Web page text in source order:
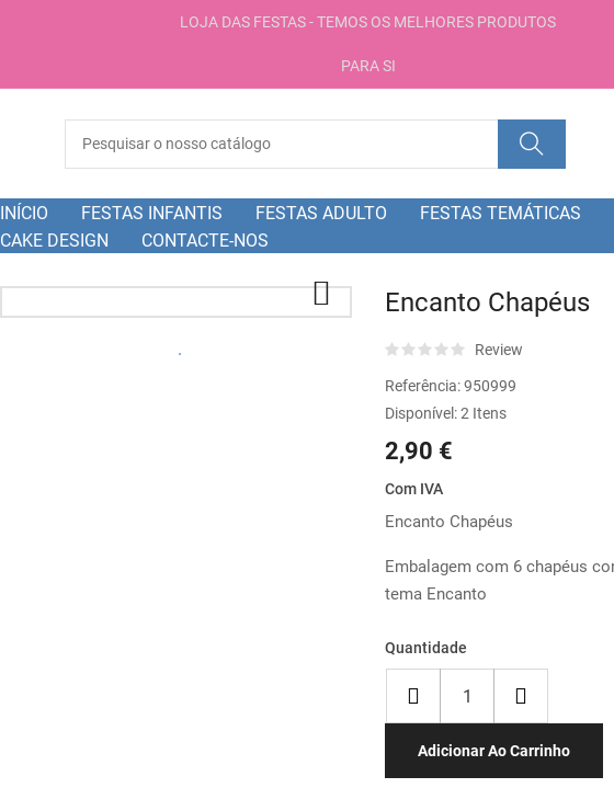
LOJA DAS FESTAS - TEMOS OS MELHORES PRODUTOS
PARA SI
INÍCIO FESTAS INFANTIS FESTAS ADULTO
FESTAS TEMÁTICAS
CAKE DESIGN
CONTACTE-NOS
 Encanto Chapéus
Review
Referência:950999
Disponível:2 Itens
2,90 €
Com IVA
Encanto Chapéus
Embalagem com 6 chapéus
tema Encanto
Quantidade
Adicionar Ao Carrinho